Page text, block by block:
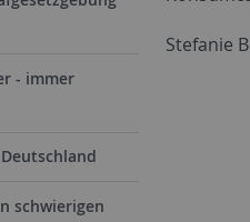
- immer
schwierigen
Stefanie